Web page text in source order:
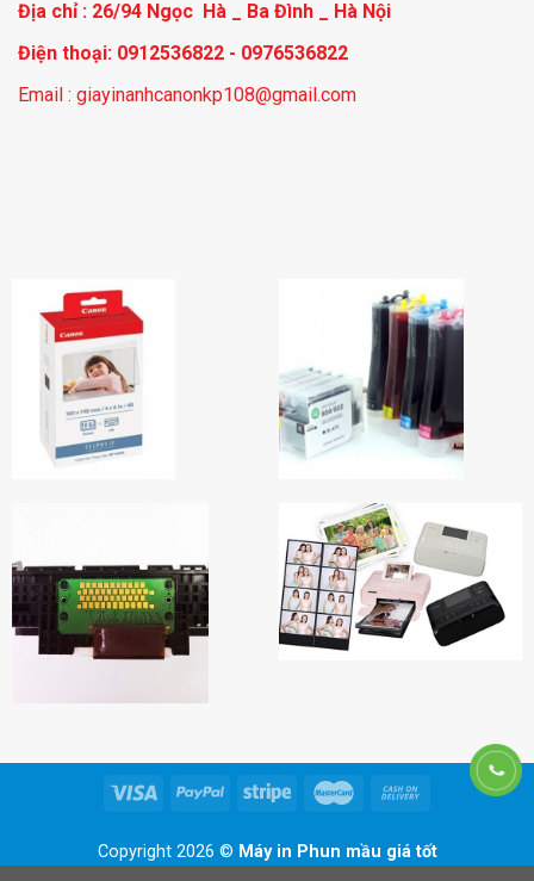
Địa chỉ : 26/94 Ngọc Hà _ Ba Đình _ Hà Nội
Điện thoại: 0912536822 - 0976536822
Email : giayinanhcanonkp108@gmail.com
Copyright 2026 © Máy in Phun mầu giá tốt